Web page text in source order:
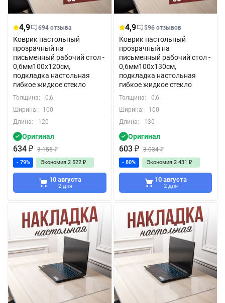
4,9 694 отзыва
Коврик настольный
прозрачный на
письменный рабочий стол -
0,6мм100x120см,
подкладка настольная
гибкое жидкое стекло
Толщина:
0,6
Ширина:
100
Длина:
120
Оригинал
634 ₽ 3 156₽
- 79% Экономия 2 522 ₽
10 августа
2 дня
4,9 596 отзывов
Коврик настольный
прозрачный на
письменный рабочий стол -
0,6мм100x130см,
подкладка настольная
гибкое жидкое стекло
Толщина:
0,6
Ширина:
100
Длина:
130
Оригинал
603 ₽ 3 034₽
- 80% Экономия 2 431 ₽
10 августа
2 дня